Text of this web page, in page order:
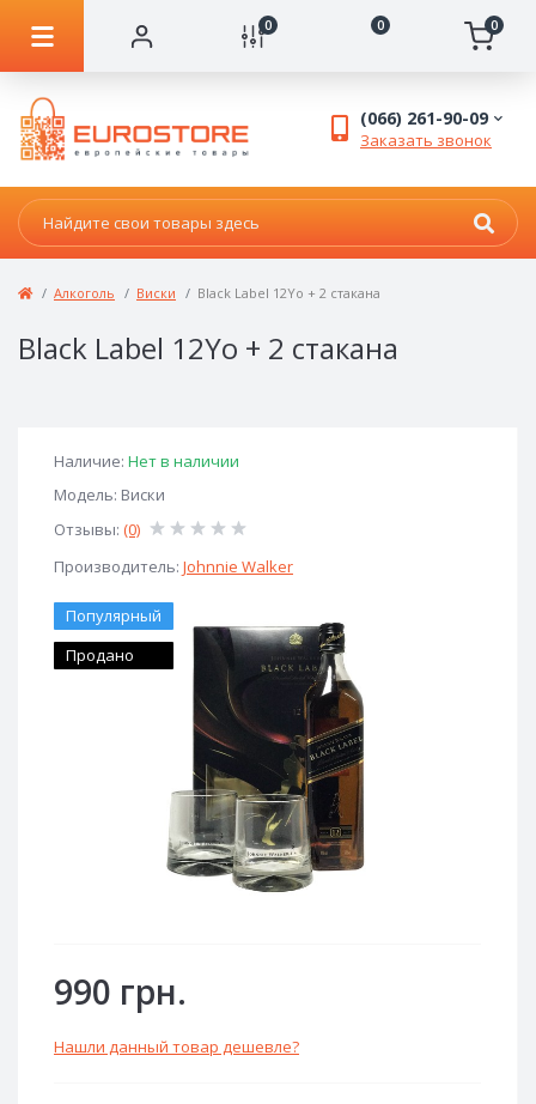
0 0 0
(066) 261-90-09
Заказать звонок
Алкоголь Виски Black Label 12Yo + 2 стакана
Black Label 12Yo + 2 стакана
Наличие: Нет в наличии
Модель: Виски
Отзывы: (0)
Производитель: Johnnie Walker
Популярный
Продано
990 грн.
Нашли данный товар дешевле?